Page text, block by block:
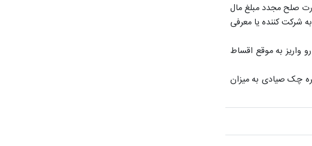
صلح مجدد مبلغ مال
لحاظ مقادیر جدول)، به شرکت کننده یا معرفی
واریز به موقع اقساط
چک صیادی به میزان